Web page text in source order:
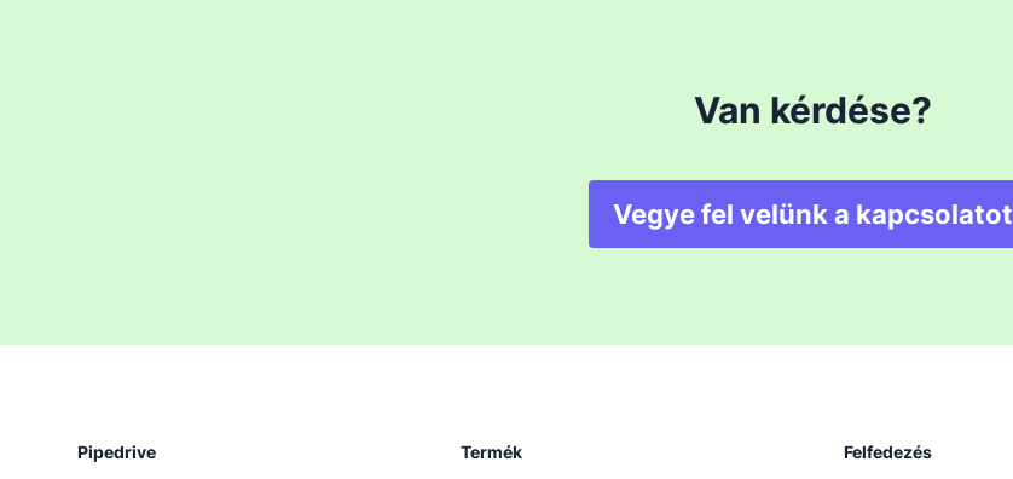
Van kérdése?
Vegye fel velünk a kapcsolatot
Pipedrive Termék Felfedezés